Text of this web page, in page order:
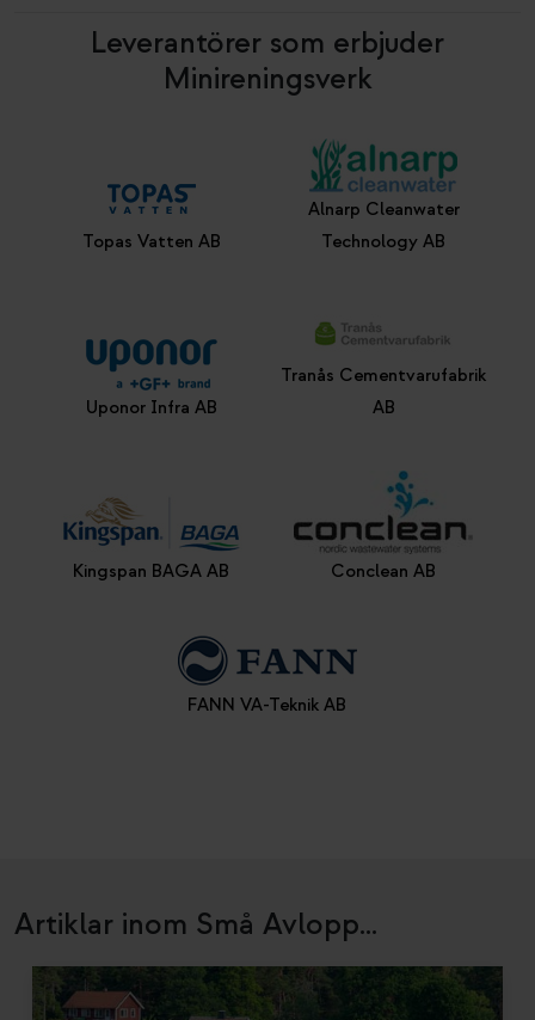
Leverantörer som erbjuder
Minireningsverk
Topas Vatten AB
Alnarp Cleanwater
Technology AB
Uponor Infra AB
Tranås Cementvarufabrik
AB
Kingspan BAGA AB Conclean AB
FANN VA-Teknik AB
Artiklar inom Små Avlopp...